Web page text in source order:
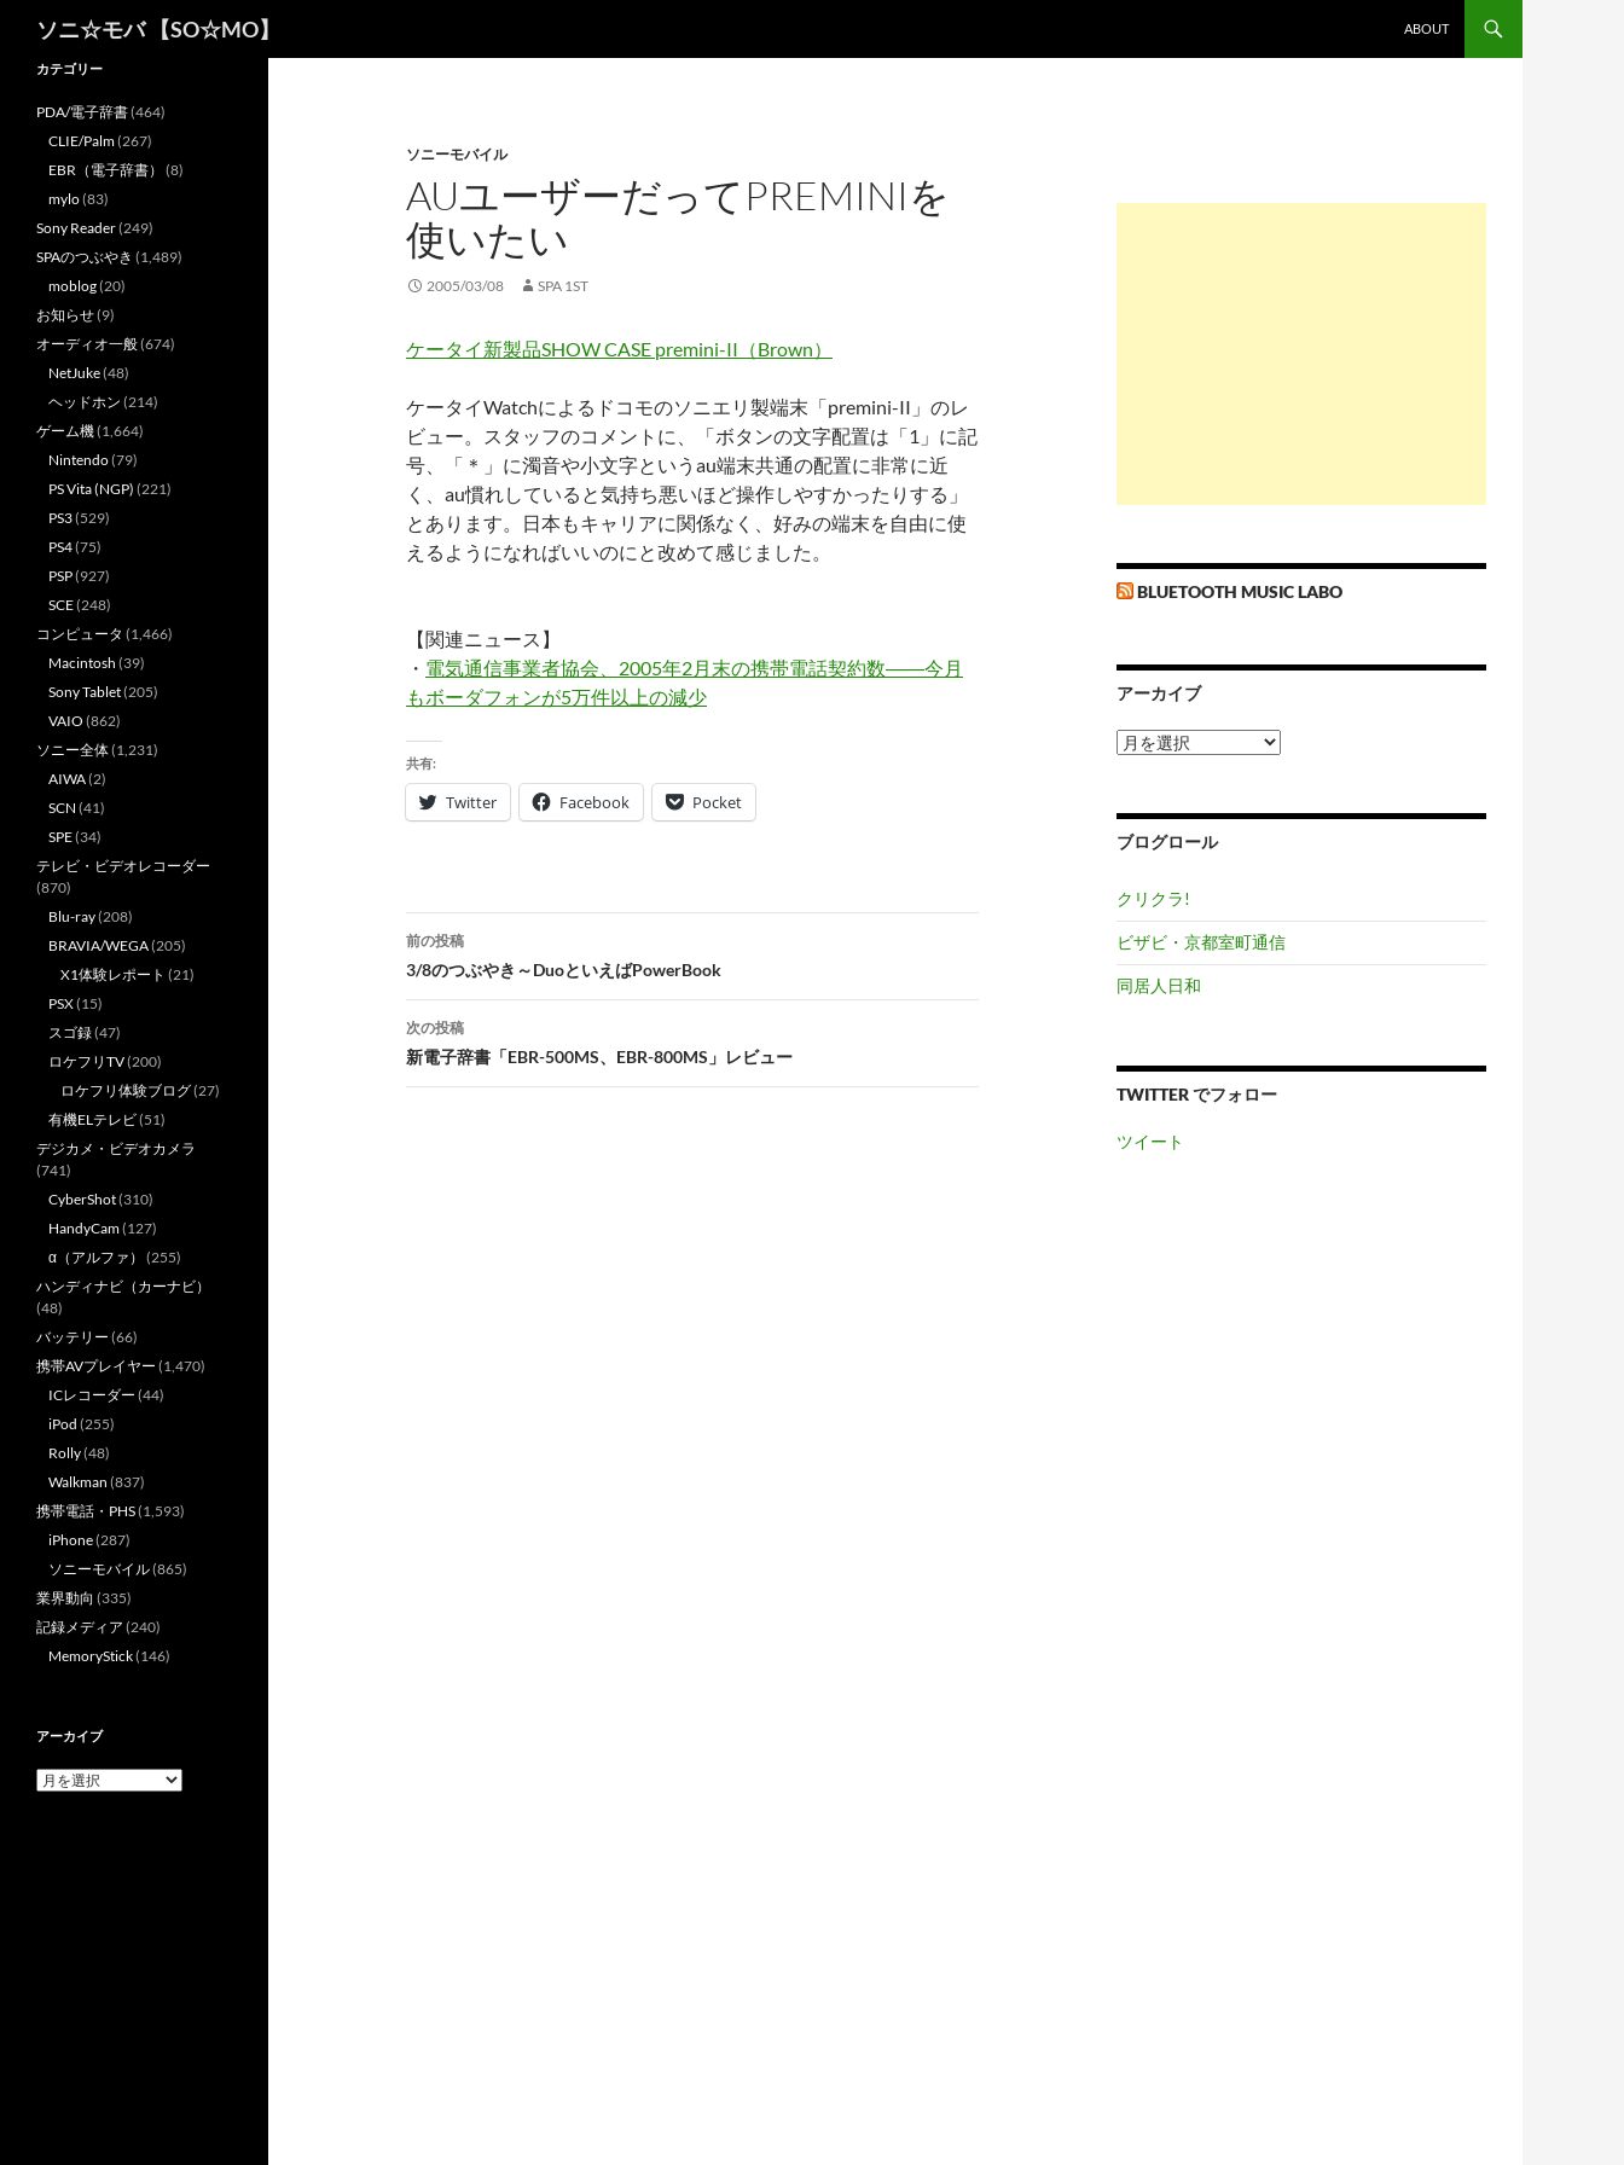
ソニ☆モバ 【SO☆MO】
ABOUT
ソニーモバイル
AUユーザーだってPREMINIを
使いたい
2005/03/08 SPA 1ST
ケータイ新製品SHOW CASE premini-II（Brown）
ケータイWatchによるドコモのソニエリ製端末「premini-II」のレ
ビュー。スタッフのコメントに、「ボタンの文字配置は「1」に記
号、「＊」に濁音や小文字というau端末共通の配置に非常に近
く、au慣れしていると気持ち悪いほど操作しやすかったりする」
とあります。日本もキャリアに関係なく、好みの端末を自由に使
えるようになればいいのにと改めて感じました。
【関連ニュース】
・ 電気通信事業者協会、2005年2月末の携帯電話契約数――今月
もボーダフォンが5万件以上の減少
共有:
Twitter Facebook Pocket
投
稿
ナ
ビ
ゲ
前の投稿
3/8のつぶやき～DuoといえばPowerBook
次の投稿
新電子辞書「EBR-500MS、EBR-800MS」レビュー
BLUETOOTH MUSIC LABO
アーカイブ
ア
ー
ブ
ブログロール
クリクラ!
ビザビ・京都室町通信
同居人日和
TWITTER でフォロー
ツイート
カテゴリー
PDA/電子辞書(464)
CLIE/Palm(267)
EBR（電子辞書） (8)
mylo(83)
Sony Reader(249)
SPAのつぶやき (1,489)
moblog(20)
お知らせ(9)
オーディオ一般(674)
NetJuke(48)
ヘッドホン (214)
ゲーム機(1,664)
Nintendo(79)
PS Vita (NGP) (221)
PS3(529)
PS4(75)
PSP(927)
SCE(248)
コンピュータ (1,466)
Macintosh (39)
Sony Tablet(205)
VAIO (862)
ソニー全体(1,231)
AIWA(2)
SCN (41)
SPE(34)
テレビ・ビデオレコーダー
(870)
Blu-ray(208)
BRAVIA/WEGA(205)
X1体験レポート (21)
PSX(15)
スゴ録(47)
ロケフリTV(200)
ロケフリ体験ブログ(27)
有機ELテレビ(51)
デジカメ・ビデオカメラ
(741)
CyberShot(310)
HandyCam(127)
α（アルファ） (255)
ハンディナビ（カーナビ）
(48)
バッテリー (66)
携帯AVプレイヤー (1,470)
ICレコーダー (44)
iPod (255)
Rolly(48)
Walkman (837)
携帯電話・PHS(1,593)
iPhone(287)
ソニーモバイル(865)
業界動向 (335)
記録メディア (240)
MemoryStick(146)
アーカイブ
ア